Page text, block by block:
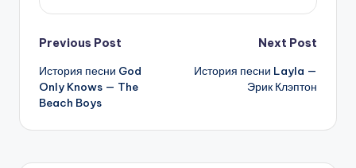
Post
navigation
Previous Post
История песни God
Only Knows — The
Beach Boys
Next Post
История песни Layla —
Эрик Клэптон